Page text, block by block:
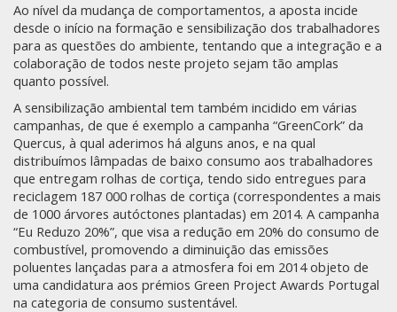
Ao nível da mudança de comportamentos, a aposta incide
desde o início na formação e sensibilização dos trabalhadores
para as questões do ambiente, tentando que a integração e a
colaboração de todos neste projeto sejam tão amplas
quanto possível.
A sensibilização ambiental tem também incidido em várias
campanhas, de que é exemplo a campanha “GreenCork” da
Quercus, à qual aderimos há alguns anos, e na qual
distribuímos lâmpadas de baixo consumo aos trabalhadores
que entregam rolhas de cortiça, tendo sido entregues para
reciclagem 187 000 rolhas de cortiça (correspondentes a mais
de 1000 árvores autóctones plantadas) em 2014. A campanha
“Eu Reduzo 20%”, que visa a redução em 20% do consumo de
combustível, promovendo a diminuição das emissões
poluentes lançadas para a atmosfera foi em 2014 objeto de
uma candidatura aos prémios Green Project Awards Portugal
na categoria de consumo sustentável.